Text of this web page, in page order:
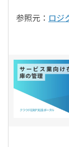
参照元： ロジ